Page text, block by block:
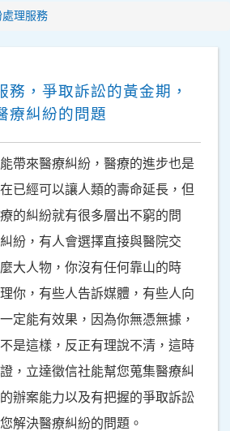
理服務
務，爭取訴訟的黃金期，
療糾紛的問題
帶來醫療糾紛，醫療的進步也是
已經可以讓人類的壽命延長，但
的糾紛就有很多層出不窮的問
紛，有人會選擇直接與醫院交
大人物，你沒有任何靠山的時
你，有些人告訴媒體，有些人向
定能有效果，因為你無憑無據，
是這樣，反正有理說不清，這時
，立達徵信社能幫您蒐集醫療糾
辦案能力以及有把握的爭取訴訟
解決醫療糾紛的問題。